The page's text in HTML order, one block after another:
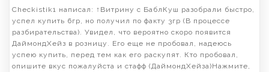
Checkistik1 написал: ↑Витрину с БаблКуш разобрали быстро,
успел купить 6гр, но получил по факту 3гр (В процессе
разбирательства). Увидел, что вероятно скоро появится
ДаймондХейз в розницу. Его еще не пробовал, надеюсь
успею купить, перед тем как его раскупят. Кто пробовал,
опишите вкус пожалуйста и стафф (ДаймондХейза)Нажмите,